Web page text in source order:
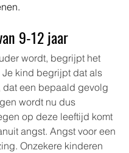
9-12 jaar
wordt, begrijpt het
Je kind begrijpt dat als
dat een bepaald gevolg
wordt nu dus
op deze leeftijd komt
angst. Angst voor een
Onzekere kinderen